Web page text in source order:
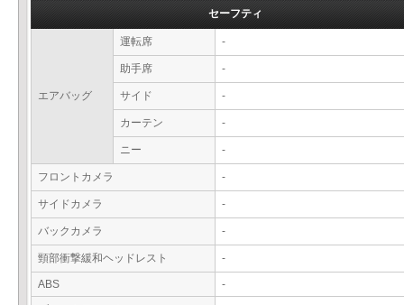
セーフティ
エアバッグ
運転席 -
助手席 -
サイド -
カーテン -
ニー -
フロントカメラ -
サイドカメラ -
バックカメラ -
頸部衝撃緩和ヘッドレスト -
ABS
-